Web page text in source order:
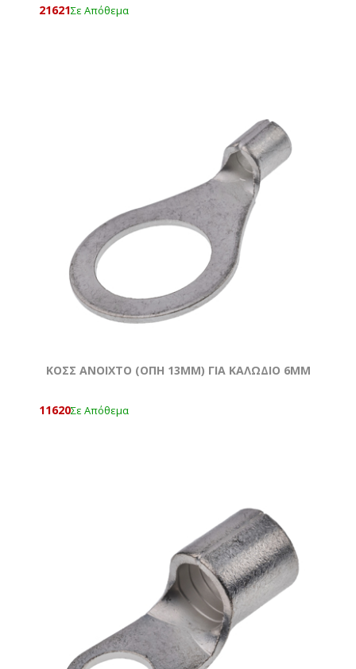
21621Σε Απόθεμα
ΚΟΣΣ ΑΝΟΙΧΤΟ (ΟΠΗ 13MM) ΓΙΑ ΚΑΛΩΔΙΟ 6MM
11620Σε Απόθεμα